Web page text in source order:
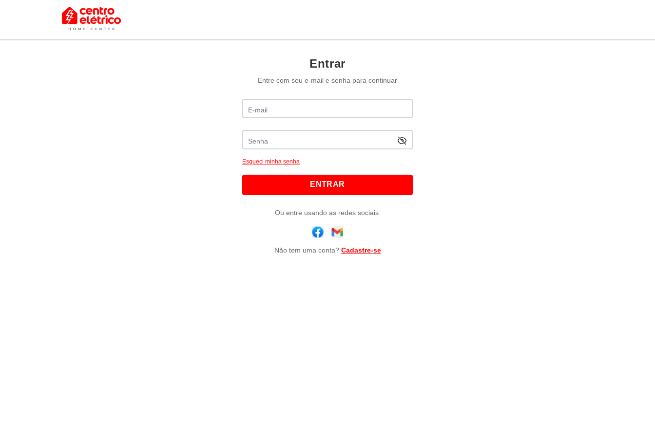
Entrar
Entre com seu e-mail e senha para continuar
Esqueci minha senha
ENTRAR
Ou entre usando as redes sociais:
Não tem uma conta? Cadastre-se